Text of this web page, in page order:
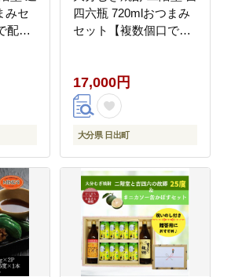
みセ
配
四六瓶 720mlおつまみ
セット【複数個口で配
17,000円
大分県 日出町